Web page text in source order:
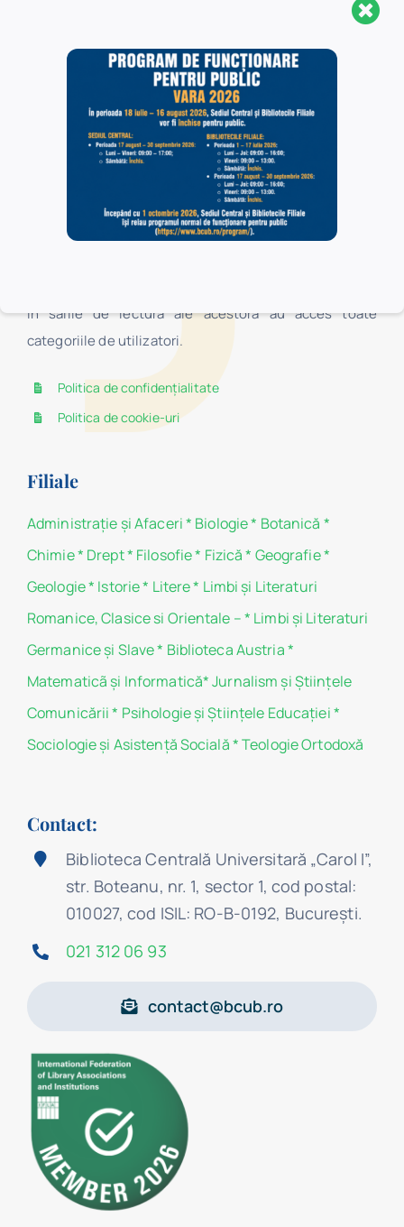
Biblioteca Centrală Universitară „Carol I” este o
structură organizaţională complexă, fiind formată din
Sediul Central, Secţia Pedagogică „I.C. Petrescu” şi 16
biblioteci filiale, localizate în Universitatea din
Bucureşti. În Sediul Central au acces toate categoriile
de utilizatori, în timp ce în bibliotecile filiale au acces,
în sălile de lectură ale acestora au acces toate
categoriile de utilizatori.
Politica de confidențialitate
Politica de cookie-uri
Filiale
Administraţie şi Afaceri* Biologie* Botanică *
Chimie* Drept* Filosofie* Fizică * Geografie*
Geologie* Istorie* Litere* Limbi și Literaturi
Romanice, Clasice si Orientale –* Limbi și Literaturi
Germanice şi Slave* Biblioteca Austria*
Matematicã și Informatică*Jurnalism şi Ştiinţele
Comunicării * Psihologie şi Ştiinţele Educaţiei*
Sociologie şi Asistenţă Socială*Teologie Ortodoxă
Contact:
Biblioteca Centrală Universitară „Carol I”,
str. Boteanu, nr. 1, sector 1, cod postal:
010027, cod ISIL: RO-B-0192, Bucureşti.
021 312 06 93
contact@bcub.ro